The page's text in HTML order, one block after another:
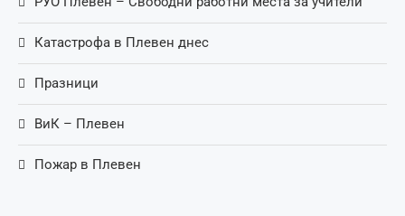
Катастрофа в Плевен днес
Празници
ВиК – Плевен
Пожар в Плевен